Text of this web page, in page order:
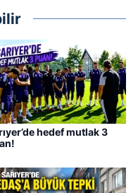
hedef mutlak 3